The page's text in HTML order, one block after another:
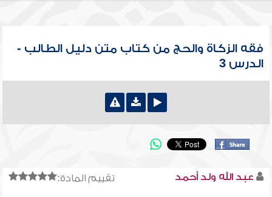
فقه الزكاة والحج من كتاب متن دليل الطالب -
الدرس 3
تقييم المادة: عبد الله ولد أحمد